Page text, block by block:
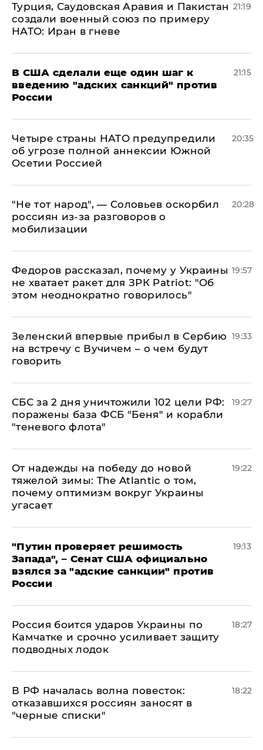
Турция, Саудовская Аравия и Пакистан
создали военный союз по примеру
НАТО: Иран в гневе
21:19
В США сделали еще один шаг к
введению "адских санкций" против
России
21:15
Четыре страны НАТО предупредили
об угрозе полной аннексии Южной
Осетии Россией
20:35
​"Не тот народ", — Соловьев оскорбил
россиян из-за разговоров о
мобилизации
20:28
Федоров рассказал, почему у Украины
не хватает ракет для ЗРК Patriot: "Об
этом неоднократно говорилось"
19:57
Зеленский впервые прибыл в Сербию
на встречу с Вучичем – о чем будут
говорить
19:33
СБС за 2 дня уничтожили 102 цели РФ:
поражены база ФСБ "Беня" и корабли
"теневого флота"
19:27
От надежды на победу до новой
тяжелой зимы: The Atlantic о том,
почему оптимизм вокруг Украины
угасает
19:22
"Путин проверяет решимость
Запада", – Сенат США официально
взялся за "адские санкции" против
России
19:13
Россия боится ударов Украины по
Камчатке и срочно усиливает защиту
подводных лодок
18:27
​В РФ началась волна повесток:
отказавшихся россиян заносят в
"черные списки"
18:22